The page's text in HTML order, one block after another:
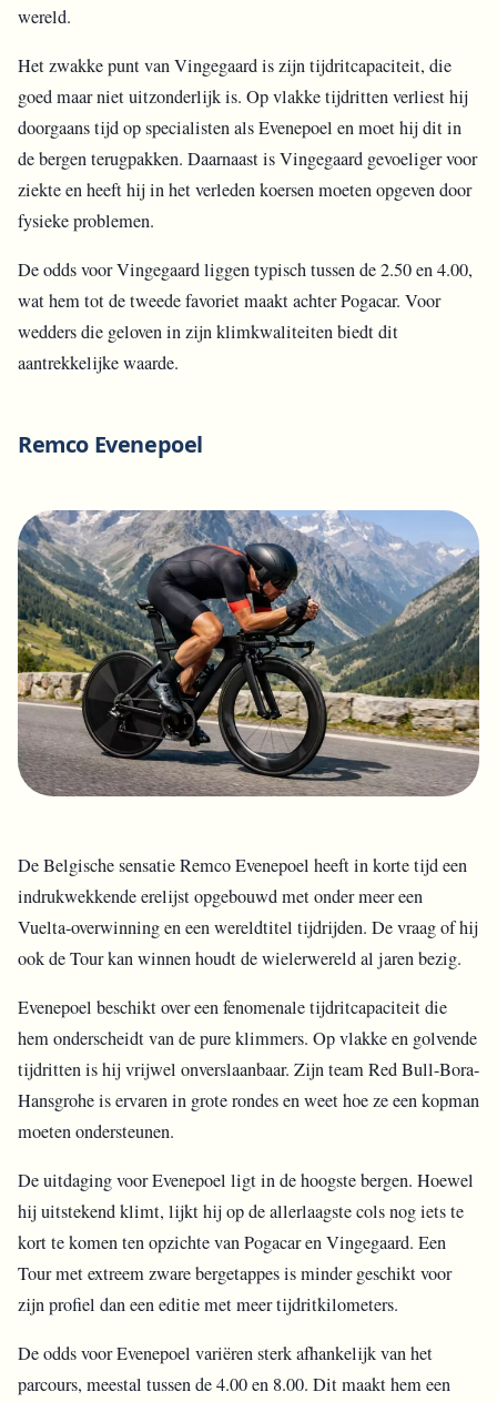
wereld.
Het zwakke punt van Vingegaard is zijn tijdritcapaciteit, die
goed maar niet uitzonderlijk is. Op vlakke tijdritten verliest hij
doorgaans tijd op specialisten als Evenepoel en moet hij dit in
de bergen terugpakken. Daarnaast is Vingegaard gevoeliger voor
ziekte en heeft hij in het verleden koersen moeten opgeven door
fysieke problemen.
De odds voor Vingegaard liggen typisch tussen de 2.50 en 4.00,
wat hem tot de tweede favoriet maakt achter Pogacar. Voor
wedders die geloven in zijn klimkwaliteiten biedt dit
aantrekkelijke waarde.
Remco Evenepoel
De Belgische sensatie Remco Evenepoel heeft in korte tijd een
indrukwekkende erelijst opgebouwd met onder meer een
Vuelta-overwinning en een wereldtitel tijdrijden. De vraag of hij
ook de Tour kan winnen houdt de wielerwereld al jaren bezig.
Evenepoel beschikt over een fenomenale tijdritcapaciteit die
hem onderscheidt van de pure klimmers. Op vlakke en golvende
tijdritten is hij vrijwel onverslaanbaar. Zijn team Red Bull-Bora-
Hansgrohe is ervaren in grote rondes en weet hoe ze een kopman
moeten ondersteunen.
De uitdaging voor Evenepoel ligt in de hoogste bergen. Hoewel
hij uitstekend klimt, lijkt hij op de allerlaagste cols nog iets te
kort te komen ten opzichte van Pogacar en Vingegaard. Een
Tour met extreem zware bergetappes is minder geschikt voor
zijn profiel dan een editie met meer tijdritkilometers.
De odds voor Evenepoel variëren sterk afhankelijk van het
parcours, meestal tussen de 4.00 en 8.00. Dit maakt hem een